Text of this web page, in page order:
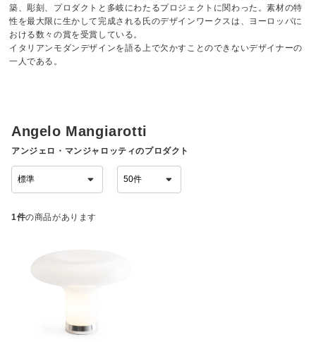
築、彫刻、プロダクトと多岐にわたるプロジェクトに関わった。素材の特
性を最大限に生かして完成される氏のデザインワークスは、ヨーロッパに
おける数々の賞を受賞している。
イタリアンモダンデザインを語る上で欠かすことのできないデザイナーの
一人である。
Angelo Mangiarotti
アンジェロ・マンジャロッティのプロダクト
1件の商品があります